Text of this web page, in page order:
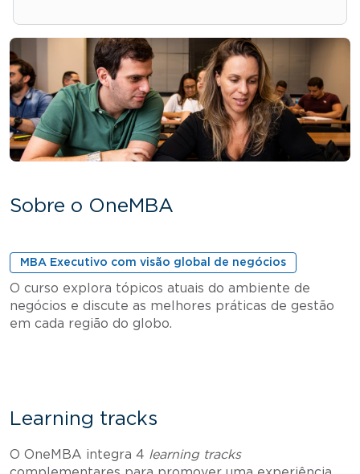
Sobre o OneMBA
MBA Executivo com visão global de negócios
O curso explora tópicos atuais do ambiente de
negócios e discute as melhores práticas de gestão
em cada região do globo.
Learning tracks
O OneMBA integra 4 learning tracks